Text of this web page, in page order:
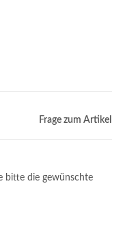
Frage zum Artikel
bitte die gewünschte